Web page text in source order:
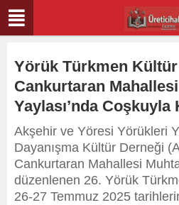
Yörük Türkmen
Cankurtaran
Yaylası’nda Coşkuyla
Akşehir ve Yöresi Yörükleri
Dayanışma Kültür Derneği
Cankurtaran Mahallesi
düzenlenen 26. Yörük
26-27 Temmuz 2025